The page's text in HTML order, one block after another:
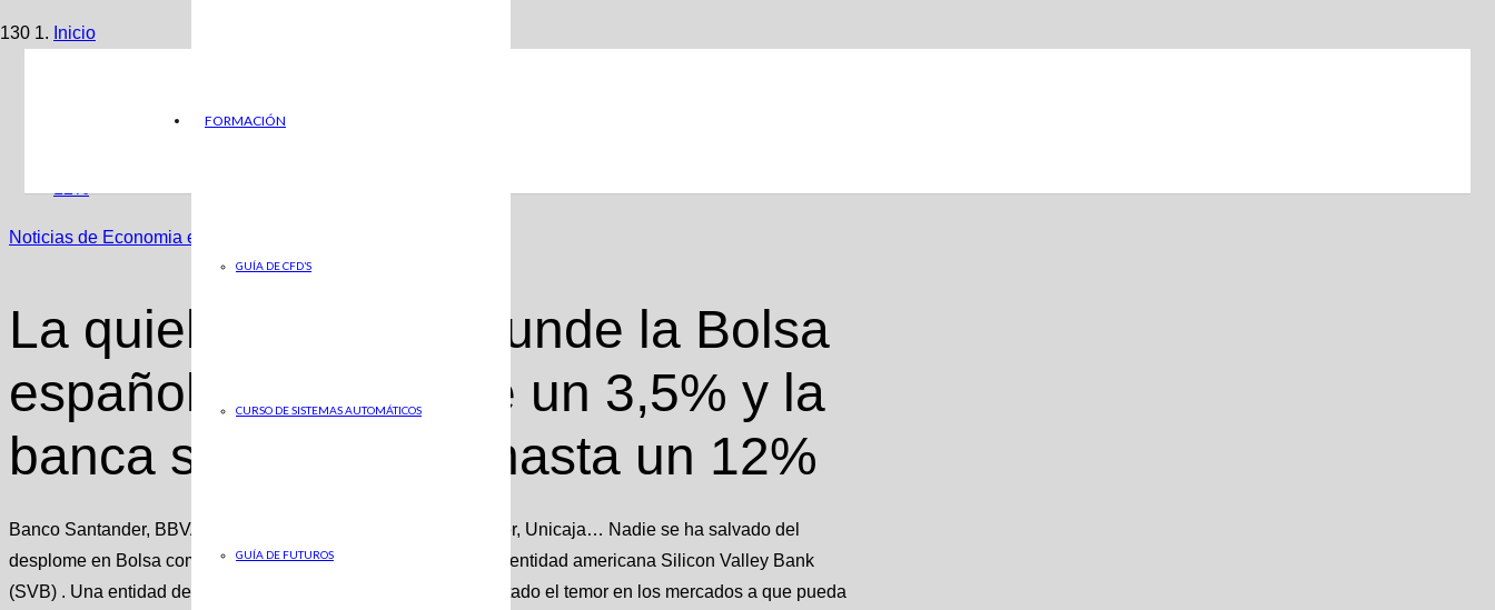
FORMACIÓN
GUÍA DE CFD’S
CURSO DE SISTEMAS AUTOMÁTICOS
GUÍA DE FUTUROS
Inicio
Noticias de Economia en ABC
La quiebra de SVB hunde la Bolsa
española: el Ibex cae un 3,5% y la
banca se desploma hasta un 12%
Banco Santander, BBVA, Caixabank, Banco Sabadell, Bankinter, Unicaja… Nadie se ha salvado del
desplome en Bolsa como efecto secundario de la quiebra de la entidad americana Silicon Valley Bank
(SVB) . Una entidad de tamaño mediano-pequeño que ha desatado el temor en los mercados a que pueda